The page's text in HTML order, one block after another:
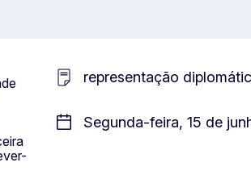
representação
Segunda-feira, 15 de